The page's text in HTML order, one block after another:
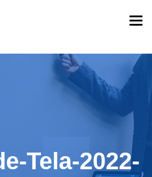
Tela-2022-